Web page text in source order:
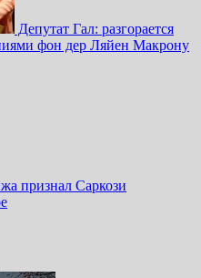
Депутат Гал: разгорается
фон дер Ляйен Макрону
признал Саркози